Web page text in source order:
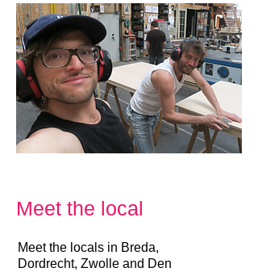
Meet the local
Meet the locals in Breda,
Dordrecht, Zwolle and Den